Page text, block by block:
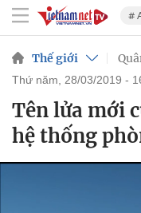
#
Thế giới
thứ năm, 28/03/2019 -
Tên lửa mới
hệ thống